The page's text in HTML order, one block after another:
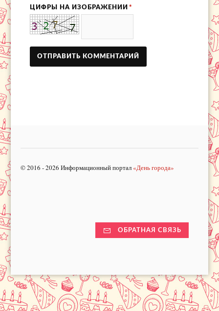
ЦИФРЫ НА ИЗОБРАЖЕНИИ *
© 2016 - 2026 Информационный портал «День города»
ОБРАТНАЯ СВЯЗЬ